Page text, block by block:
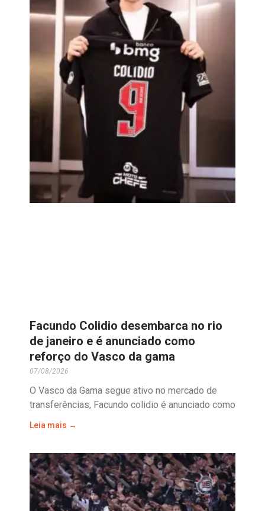
Facundo Colidio desembarca no rio
de janeiro e é anunciado como
reforço do Vasco da gama
07/08/2026
O Vasco da Gama segue ativo no mercado de
transferências, Facundo colidio é anunciado como
Leia mais →